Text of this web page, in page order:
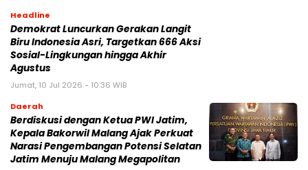
Headline
Demokrat Luncurkan Gerakan Langit
Biru Indonesia Asri, Targetkan 666 Aksi
Sosial-Lingkungan hingga Akhir
Agustus
Jumat, 10 Jul 2026 - 10:36 WIB
Daerah
Berdiskusi dengan Ketua PWI Jatim,
Kepala Bakorwil Malang Ajak Perkuat
Narasi Pengembangan Potensi Selatan
Jatim Menuju Malang Megapolitan